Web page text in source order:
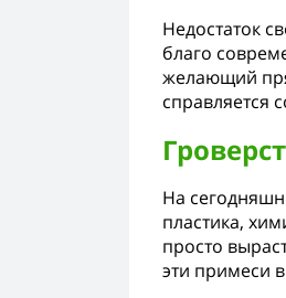
Недостаток
благо
желающий
справляется
На
пластика,
просто
эти примеси